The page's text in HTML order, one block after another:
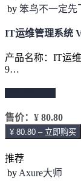
by 笨鸟不一定先
IT运维管理系统
产品名称：IT运
9…
售价： ¥ 80.80
¥ 80.80 – 立即购买
推荐
by Axure大师